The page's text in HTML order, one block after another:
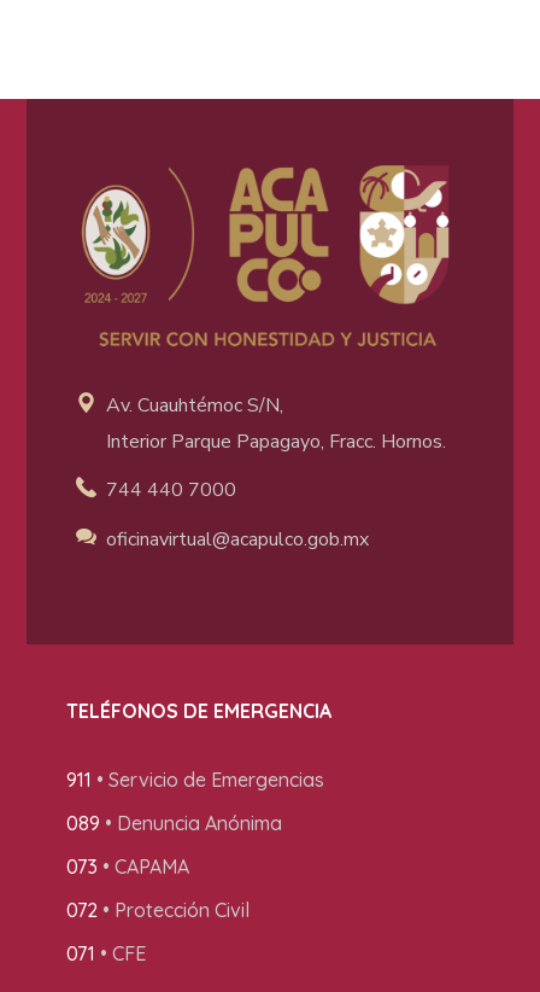
Av. Cuauhtémoc S/N,
Interior Parque Papagayo, Fracc. Hornos.
744 440 7000
oficinavirtual@acapulco.gob.mx
TELÉFONOS DE EMERGENCIA
911 • Servicio de Emergencias
089 • Denuncia Anónima
073 • CAPAMA
072 • Protección Civil
071 • CFE